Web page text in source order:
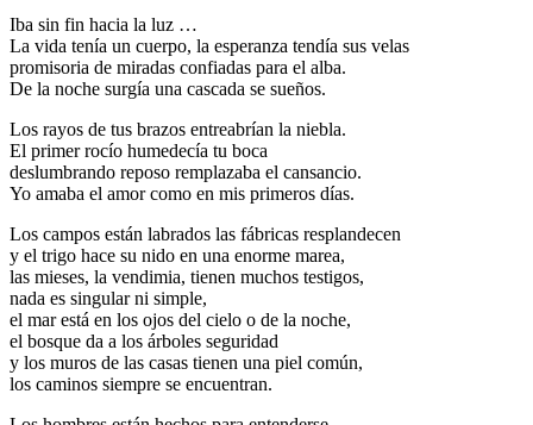
Iba sin fin hacia la luz …
La vida tenía un cuerpo, la esperanza tendía sus velas
promisoria de miradas confiadas para el alba.
De la noche surgía una cascada se sueños.
Los rayos de tus brazos entreabrían la niebla.
El primer rocío humedecía tu boca
deslumbrando reposo remplazaba el cansancio.
Yo amaba el amor como en mis primeros días.
Los campos están labrados las fábricas resplandecen
y el trigo hace su nido en una enorme marea,
las mieses, la vendimia, tienen muchos testigos,
nada es singular ni simple,
el mar está en los ojos del cielo o de la noche,
el bosque da a los árboles seguridad
y los muros de las casas tienen una piel común,
los caminos siempre se encuentran.